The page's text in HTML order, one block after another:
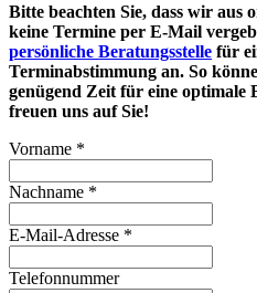
Bitte beachten Sie, dass wir aus
keine Termine per E-Mail
persönliche Beratungsstelle für
Terminabstimmung an. So
genügend Zeit für eine
freuen uns auf Sie!
Vorname *
Nachname *
E-Mail-Adresse *
Telefonnummer